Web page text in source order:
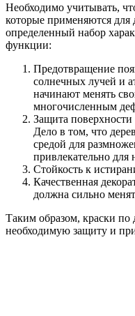
Необходимо учитывать,
которые применяются
определенный набор
функции:
Предотвращение
солнечных лучей и
начинают менять
многочисленным
Защита
Дело в том, что
средой для
привлекательно для
Стойкость к
Качественная
должна сильно
Таким образом, краски по
необходимую защиту и